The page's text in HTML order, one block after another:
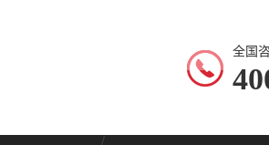
全国